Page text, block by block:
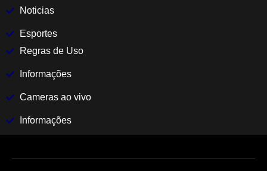
Noticias
Esportes
Regras de Uso
Informações
Cameras ao vivo
Informações